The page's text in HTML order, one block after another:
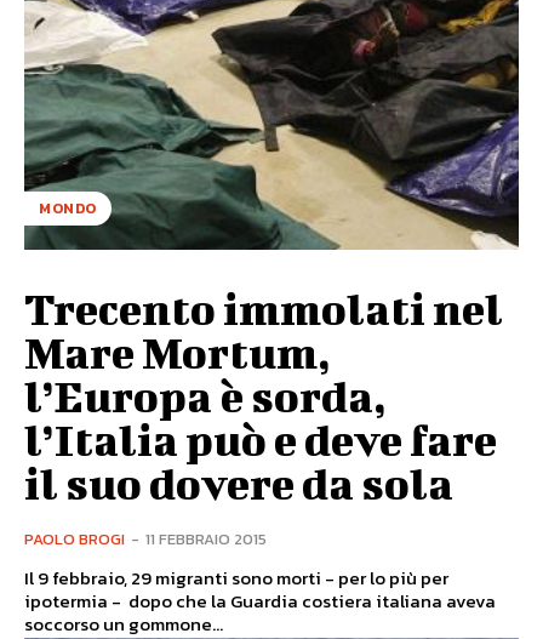
MONDO
Trecento immolati nel
Mare Mortum,
l’Europa è sorda,
l’Italia può e deve fare
il suo dovere da sola
PAOLO BROGI - 11 FEBBRAIO 2015
Il 9 febbraio, 29 migranti sono morti - per lo più per
ipotermia - dopo che la Guardia costiera italiana aveva
soccorso un gommone...